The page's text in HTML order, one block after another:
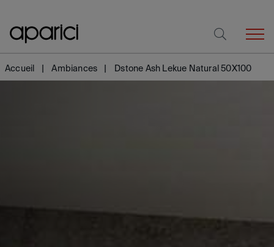
Accueil Ambiances Dstone Ash Lekue Natural 50X100